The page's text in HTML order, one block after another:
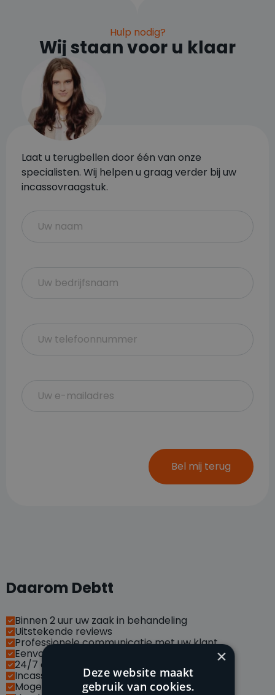
Hulp nodig?
Wij staan voor u klaar
Laat u terugbellen door één van onze
specialisten. Wij helpen u graag verder bij uw
incassovraagstuk.
Bel mij terug
Daarom Debtt
Binnen 2 uur uw zaak in behandeling
Uitstekende reviews
Professionele communicatie met uw klant
Eenvoudig vorderingen online indienen
24/7 op de hoogte van uw case
Incasseren via social media
Mogelijkheid met API koppelingen
×
Deze website maakt
gebruik van cookies.